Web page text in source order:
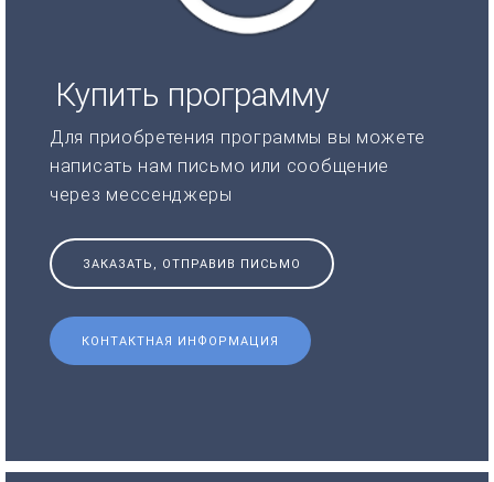
Купить программу
Для приобретения программы вы можете
написать нам письмо или сообщение
через мессенджеры
ЗАКАЗАТЬ, ОТПРАВИВ ПИСЬМО
КОНТАКТНАЯ ИНФОРМАЦИЯ